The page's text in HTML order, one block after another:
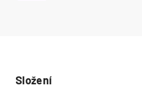
Složení